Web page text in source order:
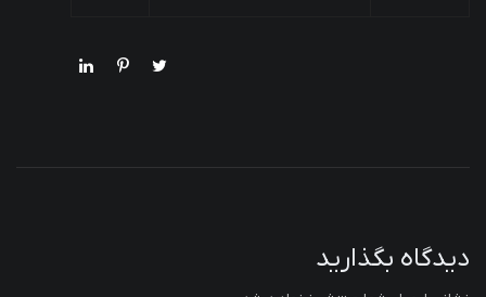
دیدگاه بگذارید